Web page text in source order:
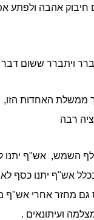
אהבה ולפתע
ויתברר ששום דבר
ממשלת האחדות
רבה
השמש, אש"ף יתנו
אש"ף יתנו כסף
מחזר אחרי אש"ף
ועיתונאים .